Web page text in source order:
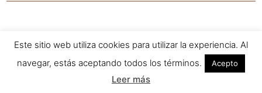
Este sitio web utiliza cookies para utilizar la experiencia. Al
navegar, estás aceptando todos los términos.
Acepto
Leer más